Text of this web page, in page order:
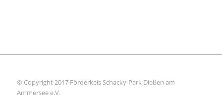
© Copyright 2017 Förderkeis Schacky-Park Dießen am
Ammersee e.V.